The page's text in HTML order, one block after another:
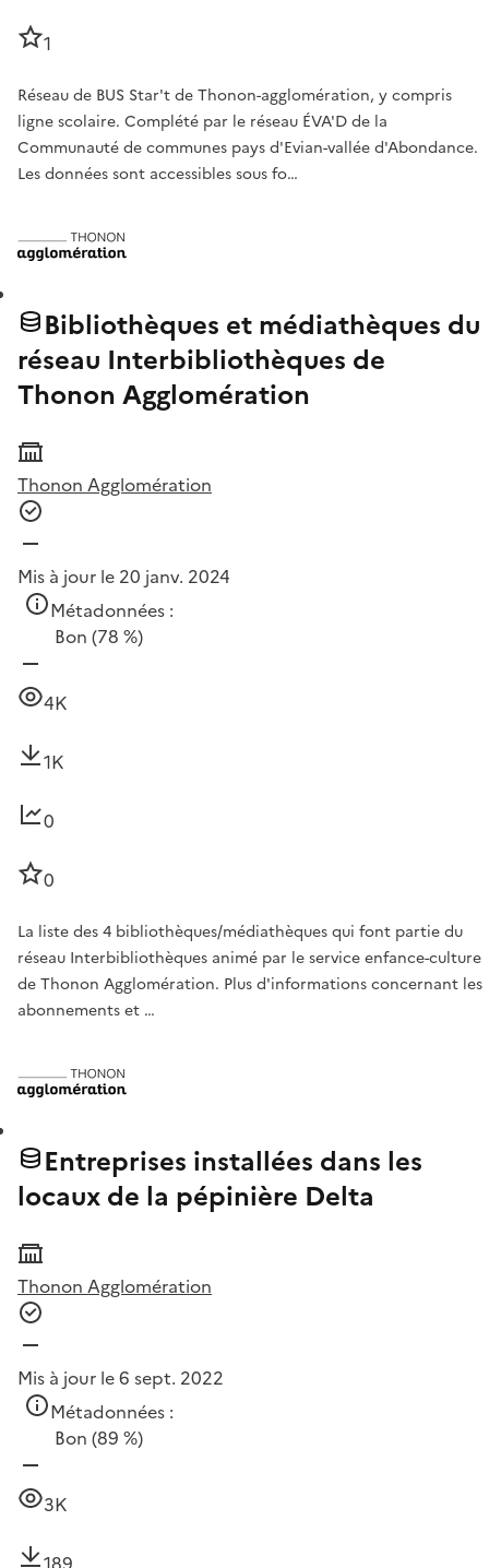
1
Réseau de BUS Star't de Thonon-agglomération, y compris
ligne scolaire. Complété par le réseau ÉVA'D de la
Communauté de communes pays d'Evian-vallée d'Abondance.
Les données sont accessibles sous fo…
Bibliothèques et médiathèques du
réseau Interbibliothèques de
Thonon Agglomération
Thonon Agglomération
Mis à jour le 20 janv. 2024
Métadonnées :
Bon (78 %)
4K
1K
0
0
La liste des 4 bibliothèques/médiathèques qui font partie du
réseau Interbibliothèques animé par le service enfance-culture
de Thonon Agglomération. Plus d'informations concernant les
abonnements et …
Entreprises installées dans les
locaux de la pépinière Delta
Thonon Agglomération
Mis à jour le 6 sept. 2022
Métadonnées :
Bon (89 %)
3K